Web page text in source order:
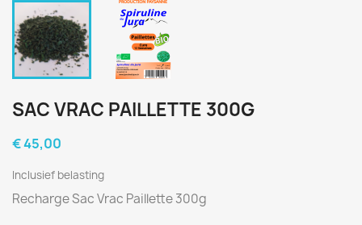
SAC VRAC PAILLETTE 300G
€ 45,00
Inclusief belasting
Recharge Sac Vrac Paillette 300g